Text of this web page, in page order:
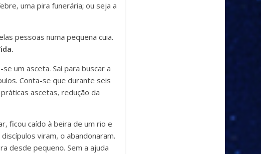
uma pira funerária; ou seja a
pessoas numa pequena cuia.
um asceta. Sai para buscar a
Conta-se que durante seis
ascetas, redução da
ficou caído à beira de um rio e
viram, o abandonaram.
desde pequeno. Sem a ajuda